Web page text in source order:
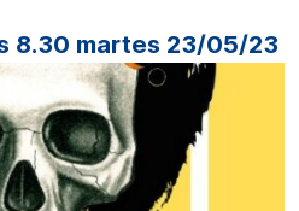
8.30 martes 23/05/23